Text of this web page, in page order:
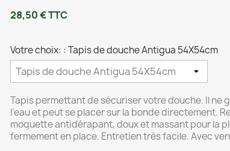
28,50 € TTC
Votre choix: : Tapis de douche Antigua 54X54cm
Tapis permettant de sécuriser votre douche. Il ne
l'eau et peut se placer sur la bonde directement.
moquette antidérapant, doux et massant pour la
fermement en place. Entretien très facile. Avec